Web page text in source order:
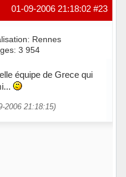
#23
01-09-2006 21:18:02
Rennes
3 954
équipe de Grece qui
2006 21:18:15)